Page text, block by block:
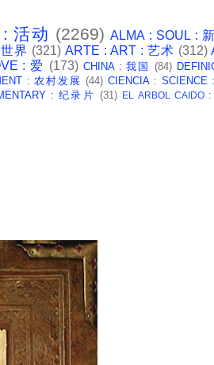
活动 (2269) ALMA : SOUL :
界 (321) ARTE : ART : 艺术 (312)
: 爱 (173) CHINA : 我国 (84)
: 农村发展 (44) CIENCIA : SCIENCE
: 纪录片 (31) EL ARBOL CAIDO